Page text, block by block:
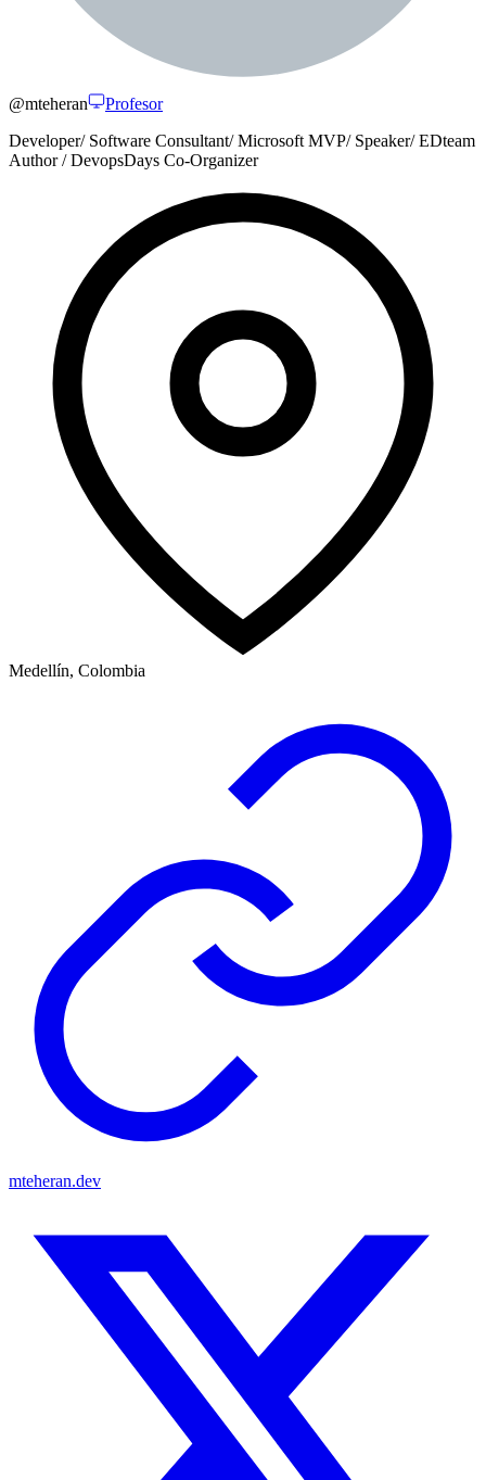
@mteheran
Profesor
Developer/ Software Consultant/ Microsoft MVP/ Speaker/ EDteam
Author / DevopsDays Co-Organizer
Medellín, Colombia
mteheran.dev